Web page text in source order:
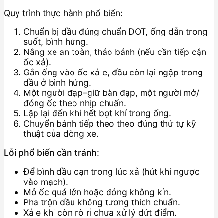
Quy trình thực hành phổ biến:
Chuẩn bị dầu đúng chuẩn DOT, ống dẫn trong
suốt, bình hứng.
Nâng xe an toàn, tháo bánh (nếu cần tiếp cận
ốc xả).
Gắn ống vào ốc xả e, đầu còn lại ngập trong
dầu ở bình hứng.
Một người đạp–giữ bàn đạp, một người mở/
đóng ốc theo nhịp chuẩn.
Lặp lại đến khi hết bọt khí trong ống.
Chuyển bánh tiếp theo theo đúng thứ tự kỹ
thuật của dòng xe.
Lỗi phổ biến cần tránh:
Để bình dầu cạn trong lúc xả (hút khí ngược
vào mạch).
Mở ốc quá lớn hoặc đóng không kín.
Pha trộn dầu không tương thích chuẩn.
Xả e khi còn rò rỉ chưa xử lý dứt điểm.